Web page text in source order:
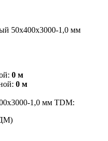
0 м
0 м
1,0 мм TDM: